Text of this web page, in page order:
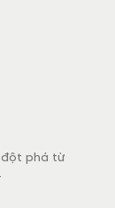
đột phá từ